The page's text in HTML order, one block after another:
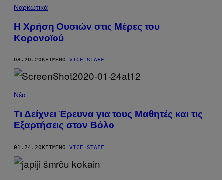
Ναρκωτικά
Η Χρήση Ουσιών στις Μέρες του
Κορονοϊού
03.20.20 ΚΕΊΜΕΝΟ VICE STAFF
Νέα
Τι Δείχνει Έρευνα για τους Μαθητές και τις
Εξαρτήσεις στον Βόλο
01.24.20ΚΕΊΜΕΝΟ VICE STAFF